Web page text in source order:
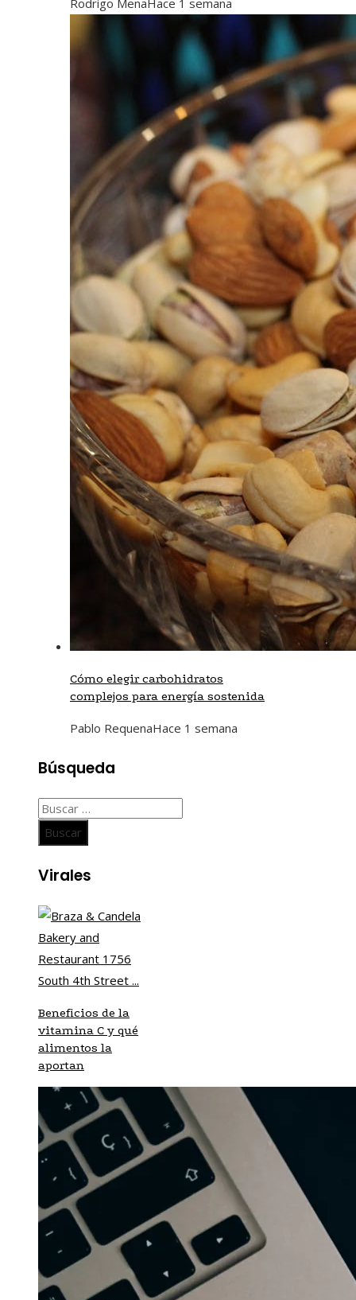
Cómo elegir carbohidratos
complejos para energía sostenida
Pablo RequenaHace 1 semana
Búsqueda
Buscar:
Virales
Beneficios de la
vitamina C y qué
alimentos la
aportan